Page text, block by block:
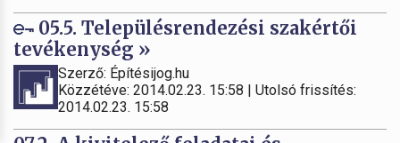
05.5. Településrendezési szakértői
tevékenység »
Szerző: Építésijog.hu
Közzétéve: 2014.02.23. 15:58 | Utolsó frissítés:
2014.02.23. 15:58